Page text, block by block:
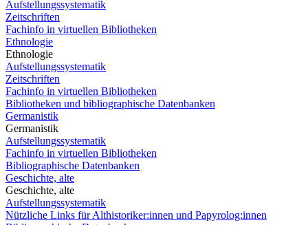
Aufstellungssystematik
Zeitschriften
Fachinfo in virtuellen Bibliotheken
Ethnologie
Ethnologie
Aufstellungssystematik
Zeitschriften
Fachinfo in virtuellen Bibliotheken
Bibliotheken und bibliographische Datenbanken
Germanistik
Germanistik
Aufstellungssystematik
Fachinfo in virtuellen Bibliotheken
Bibliographische Datenbanken
Geschichte, alte
Geschichte, alte
Aufstellungssystematik
Nützliche Links für Althistoriker:innen und Papyrolog:innen